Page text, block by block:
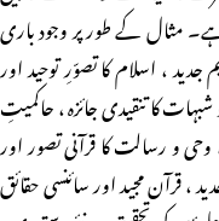
ہے۔ مثال کے طور پر وجود باری
، اسلام کا تصوّرِ توحید اور
کا تنقیدی جائزہ ، حاکمیتِ
وحی و رسالت کا قرآنی تصور اور
، قرآن مجید اور سائنسی حقائق